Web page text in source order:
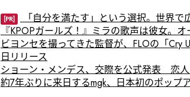
[PR]
「自分を満たす」という選択。世界
『KPOPガールズ！』ミラの歌声は彼女。
ビヨンセを撮ってきた監督が、FLOの「Cry
日リリース
ショーン・メンデス、交際を公式発表 恋
約7年ぶりに来日するmgk、日本初のポップ